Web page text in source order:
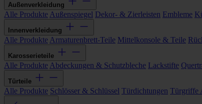
Außenverkleidung
Alle Produkte Außenspiegel Dekor- & Zierleisten Embleme
Innenverkleidung
Alle Produkte Armaturenbrett-Teile Mittelkonsole & Teile
Karosserieteile
Alle Produkte Abdeckungen & Schutzbleche Lackstifte
Türteile
Alle Produkte Schlösser & Schlüssel Türdichtungen Türgriffe